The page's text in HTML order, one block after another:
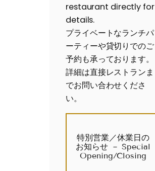
restaurant directly for
details.
プライベートなランチパ
ーティーや貸切りでのご
予約も承っております。
詳細は直接レストランま
でお問い合わせくださ
い。
特別営業／休業日の
お知らせ － Special
Opening/Closing